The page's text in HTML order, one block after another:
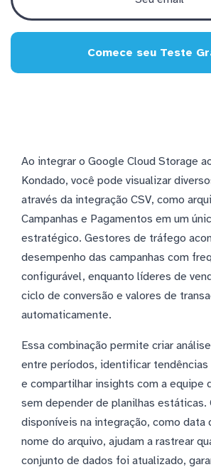
Comece seu Teste
Ao integrar o Google Cloud Storage
Kondado, você pode visualizar
através da integração CSV, como
Campanhas e Pagamentos em um
estratégico. Gestores de tráfego
desempenho das campanhas com
configurável, enquanto líderes de
ciclo de conversão e valores de
automaticamente.
Essa combinação permite criar
entre períodos, identificar tendências
e compartilhar insights com a equipe
sem depender de planilhas estáticas.
disponíveis na integração, como data
nome do arquivo, ajudam a rastrear
conjunto de dados foi atualizado,